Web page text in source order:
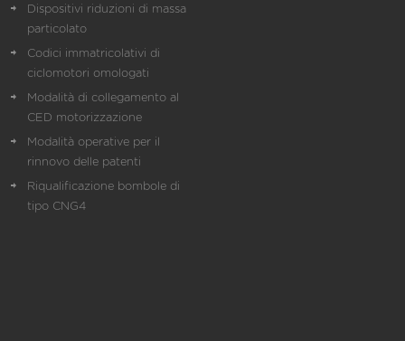
Dispositivi riduzioni di massa
particolato
Codici immatricolativi di
ciclomotori omologati
Modalità di collegamento al
CED motorizzazione
Modalità operative per il
rinnovo delle patenti
Riqualificazione bombole di
tipo CNG4